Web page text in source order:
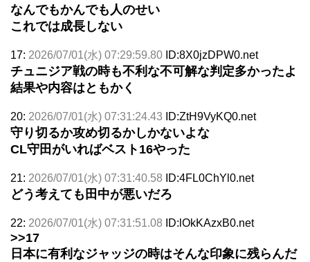
なんでもかんでも人のせい
これでは成長しない
17: 2026/07/01(水) 07:29:59.80 ID:8X0jzDPW0.net
チュニジア戦の時も不利な不可解な判定多かったよ
結果や内容はともかく
20: 2026/07/01(水) 07:31:24.43 ID:ZtH9VyKQ0.net
守り切るか攻め切るかしかないよな
CL守田がいればベスト16やった
21: 2026/07/01(水) 07:31:40.58 ID:4FL0ChYl0.net
どう考えても田中が悪いだろ
22: 2026/07/01(水) 07:31:51.08 ID:lOkKAzxB0.net
>>17
日本に有利なジャッジの時はそんな印象に残らんだ